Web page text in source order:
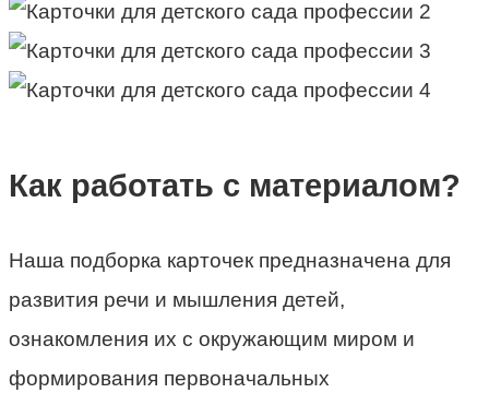
Как работать с материалом?
Наша подборка карточек предназначена для
развития речи и мышления детей,
ознакомления их с окружающим миром и
формирования первоначальных